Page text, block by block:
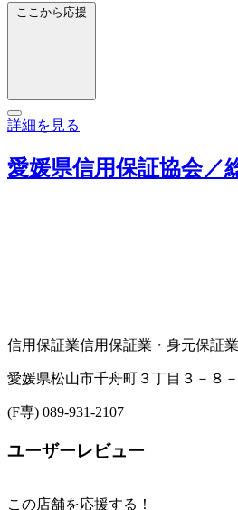
ここから応援
詳細を見る
愛媛県信用保証協会／
信用保証業信用保証業・身元保証業
愛媛県松山市千舟町３丁目３－８
(F専) 089-931-2107
ユーザーレビュー
この店舗を応援する！